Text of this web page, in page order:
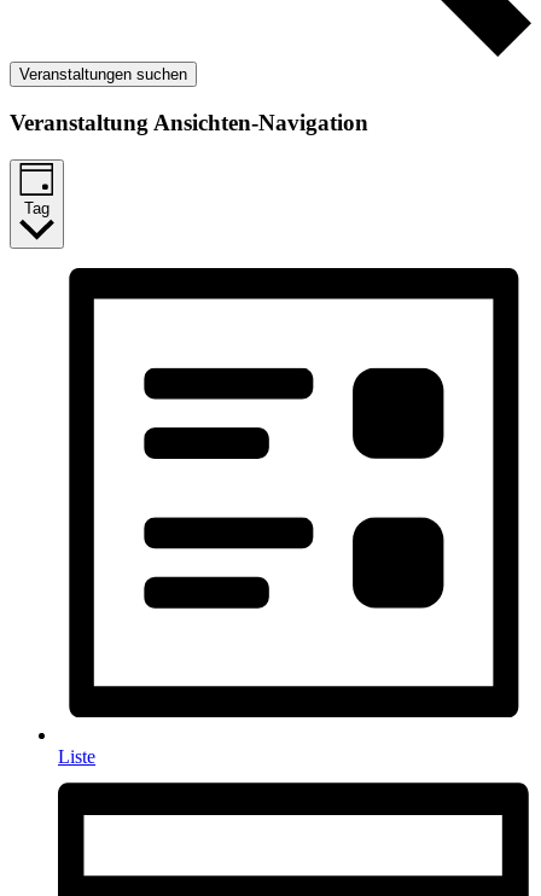
Veranstaltungen suchen
Veranstaltung Ansichten-Navigation
Tag
Liste